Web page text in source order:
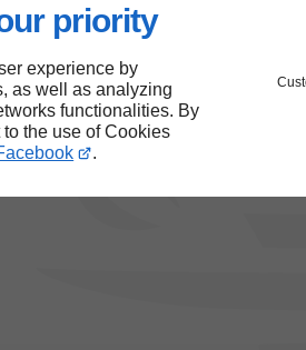
priority
experience by
as well as analyzing
functionalities. By
the use of Cookies
.